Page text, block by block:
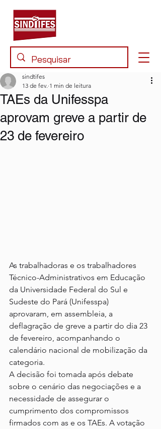
TAEs da Unifesspa
aprovam greve a partir de
23 de fevereiro
sindtifes
13 de fev. 1 min de leitura
As trabalhadoras e os trabalhadores
Técnico-Administrativos em Educação
da Universidade Federal do Sul e
Sudeste do Pará (Unifesspa)
aprovaram, em assembleia, a
deflagração de greve a partir do dia 23
de fevereiro, acompanhando o
calendário nacional de mobilização da
categoria.
A decisão foi tomada após debate
sobre o cenário das negociações e a
necessidade de assegurar o
cumprimento dos compromissos
firmados com as e os TAEs. A votação